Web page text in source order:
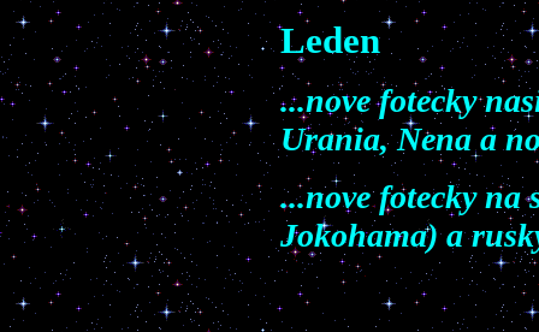
Leden
...nove fotecky
Urania, Nena a
...nove fotecky na
Jokohama) a